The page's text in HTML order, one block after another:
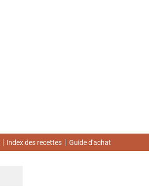
Index des recettes Guide d'achat